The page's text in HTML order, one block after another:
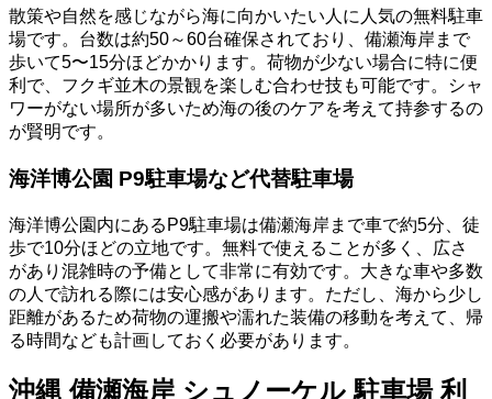
散策や自然を感じながら海に向かいたい人に人気の無料駐車
場です。台数は約50～60台確保されており、備瀬海岸まで
歩いて5〜15分ほどかかります。荷物が少ない場合に特に便
利で、フクギ並木の景観を楽しむ合わせ技も可能です。シャ
ワーがない場所が多いため海の後のケアを考えて持参するの
が賢明です。
海洋博公園 P9駐車場など代替駐車場
海洋博公園内にあるP9駐車場は備瀬海岸まで車で約5分、徒
歩で10分ほどの立地です。無料で使えることが多く、広さ
があり混雑時の予備として非常に有効です。大きな車や多数
の人で訪れる際には安心感があります。ただし、海から少し
距離があるため荷物の運搬や濡れた装備の移動を考えて、帰
る時間なども計画しておく必要があります。
沖縄 備瀬海岸 シュノーケル 駐車場 利